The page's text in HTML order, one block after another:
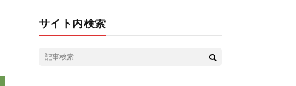
サイト内検索